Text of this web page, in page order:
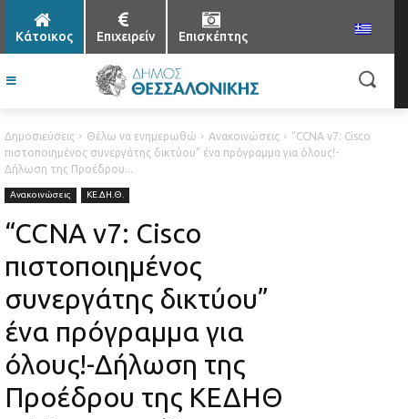
Κάτοικος Επιχειρείν Επισκέπτης
Δημοσιεύσεις Θέλω να ενημερωθώ Ανακοινώσεις
“CCNA v7: Cisco
πιστοποιημένος συνεργάτης δικτύου” ένα πρόγραμμα για όλους!-
Δήλωση της Προέδρου...
Ανακοινώσεις ΚΕ.ΔΗ.Θ.
“CCNA v7: Cisco
πιστοποιημένος
συνεργάτης δικτύου”
ένα πρόγραμμα για
όλους!-Δήλωση της
Προέδρου της ΚΕΔΗΘ